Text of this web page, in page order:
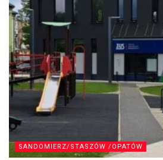
SANDOMIERZ/STASZÓW /OPATÓW